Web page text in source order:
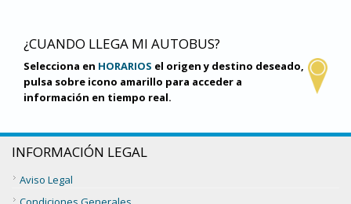
¿CUANDO LLEGA MI AUTOBUS?
Selecciona en HORARIOS el origen y destino deseado,
pulsa sobre icono amarillo para acceder a
información en tiempo real.
INFORMACIÓN LEGAL
Aviso Legal